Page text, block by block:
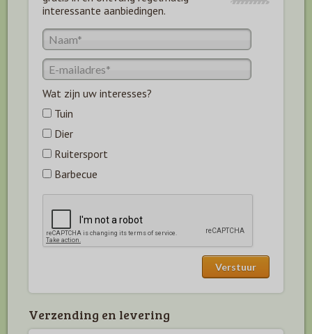
interessante aanbiedingen.
Wat zijn uw interesses?
Tuin
Dier
Ruitersport
Barbecue
Verzending en levering